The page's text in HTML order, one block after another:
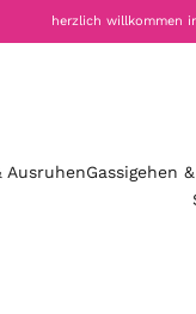
herzlich willkommen
AusruhenGassigehen